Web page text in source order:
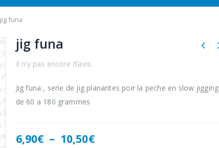
jig funa
jig funa
Il n’y pas encore d’avis.
Jig funa , serie de jig planantes poir la peche en slow jigging
de 60 a 180 grammes
6,90€ – 10,50€Plage